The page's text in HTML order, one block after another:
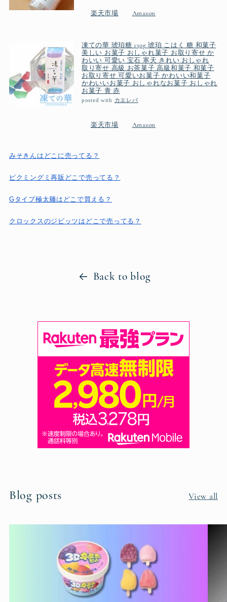
楽天市場 Amazon
凍ての華 琥珀糖 130g 琥珀 こはく 糖 和菓子
美しい お菓子 おしゃれ菓子 お取り寄せ か
わいい 可愛い 宝石 寒天 きれい おしゃれ
取り寄せ 高級 お茶菓子 高級和菓子 和菓子
お取り寄せ 可愛いお菓子 かわいい和菓子
かわいいお菓子 おしゃれなお菓子 おしゃれ
お菓子 青 赤
posted with カエレバ
楽天市場 Amazon
みそきんはどこに売ってる？
ピクミングミ再販どこで売ってる？
Gタイプ極太麺はどこで買える？
クロックスのジビッツはどこで売ってる？
Back to blog
Blog posts View all